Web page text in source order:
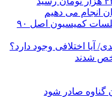
انجام می دهیم
وزرای اقتصاد، صمت و دادگستری در جلسات کمیسیون اصل ۹۰
آیا اختلافی وجود دارد؟
گناوه صادر شود